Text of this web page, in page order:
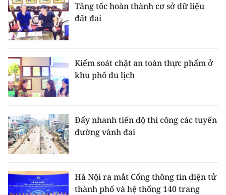
Tăng tốc hoàn thành cơ sở dữ liệu
đất đai
Kiểm soát chặt an toàn thực phẩm ở
khu phố du lịch
Đẩy nhanh tiến độ thi công các tuyến
đường vành đai
Hà Nội ra mắt Cổng thông tin điện tử
thành phố và hệ thống 140 trang